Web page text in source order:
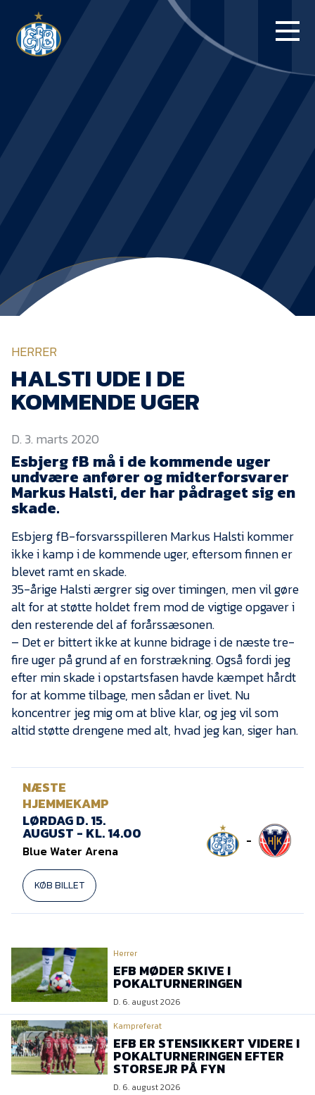
BLUE WATER
NYHEDER
EfB Akademi
Sydvestjysk Fodbold
Samarbejde
Partnere
Blue Water Arena
Aktionærinformation
Kontakt
Job i EfB
Presse
HERRER
HALSTI UDE I DE
KOMMENDE UGER
D. 3. marts 2020
Esbjerg fB må i de kommende uger
undvære anfører og midterforsvarer
Markus Halsti, der har pådraget sig en
skade.
Esbjerg fB-forsvarsspilleren Markus Halsti kommer
ikke i kamp i de kommende uger, eftersom finnen er
blevet ramt en skade.
35-årige Halsti ærgrer sig over timingen, men vil gøre
alt for at støtte holdet frem mod de vigtige opgaver i
den resterende del af forårssæsonen.
– Det er bittert ikke at kunne bidrage i de næste tre-
fire uger på grund af en forstrækning. Også fordi jeg
efter min skade i opstartsfasen havde kæmpet hårdt
for at komme tilbage, men sådan er livet. Nu
koncentrer jeg mig om at blive klar, og jeg vil som
altid støtte drengene med alt, hvad jeg kan, siger han.
NÆSTE
HJEMMEKAMP
LØRDAG D. 15.
AUGUST - KL. 14.00
Blue Water Arena
KØB BILLET
-
Herrer
EFB MØDER SKIVE I
POKALTURNERINGEN
D. 6. august 2026
Kampreferat
EFB ER STENSIKKERT VIDERE I
POKALTURNERINGEN EFTER
STORSEJR PÅ FYN
D. 6. august 2026